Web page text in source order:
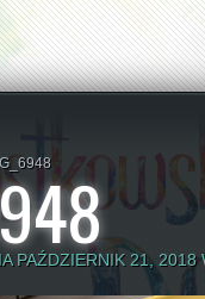
PAŹDZIERNIK 21, 2018